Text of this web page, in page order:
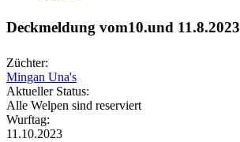
Deckmeldung vom10.und 11.8.2023
Züchter:
Mingan Una's
Aktueller Status:
Alle Welpen sind reserviert
Wurftag:
11.10.2023